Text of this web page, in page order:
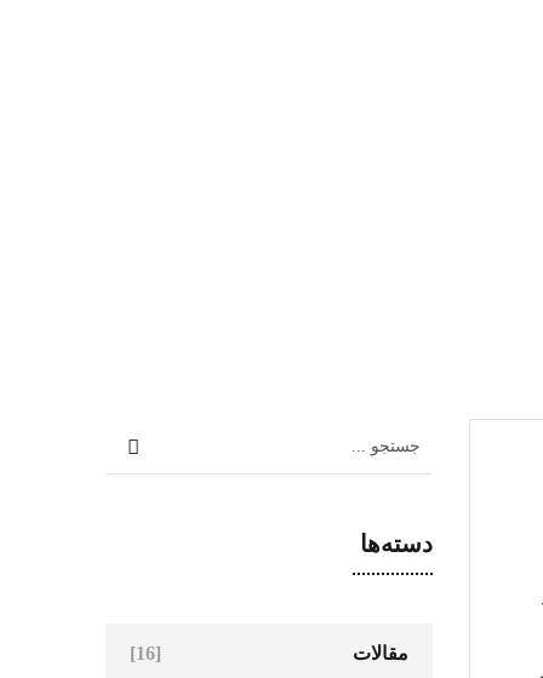
دسته‌ها
مقالات [16]